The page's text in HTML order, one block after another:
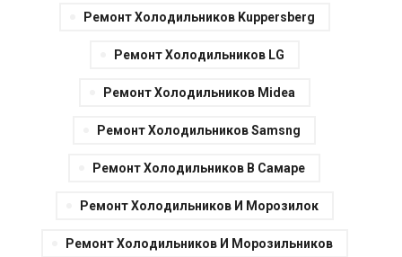
Ремонт Холодильников Kuppersberg
Ремонт Холодильников LG
Ремонт Холодильников Midea
Ремонт Холодильников Samsng
Ремонт Холодильников В Самаре
Ремонт Холодильников И Морозилок
Ремонт Холодильников И Морозильников